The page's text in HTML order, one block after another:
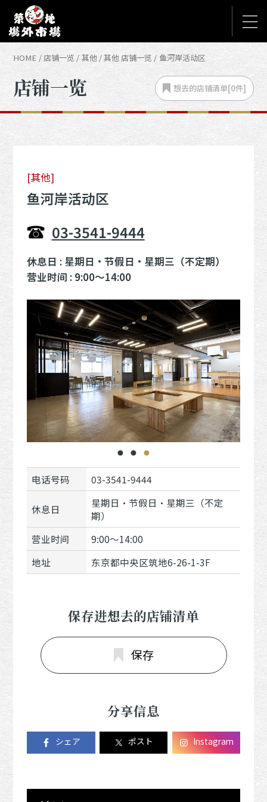
HOME 店铺一览 其他 其他 店铺一览 鱼河岸活动区
店铺一览 想去的店铺清单[0件]
[其他]
鱼河岸活动区
03-3541-9444
休息日 : 星期日・节假日・星期三（不定期）
营业时间 : 9:00～14:00
电话号码 03-3541-9444
休息日
星期日・节假日・星期三（不定
期）
营业时间
9:00～14:00
地址
东京都中央区筑地6-26-1-3F
保存进想去的店铺清单
保存
分享信息
シェア ポスト Instagram